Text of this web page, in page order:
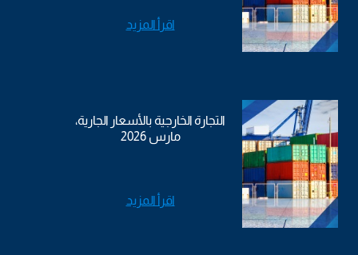
اقرأ المزيد
التجارة الخارجية بالأسعار الجارية،
مارس 2026
اقرأ المزيد